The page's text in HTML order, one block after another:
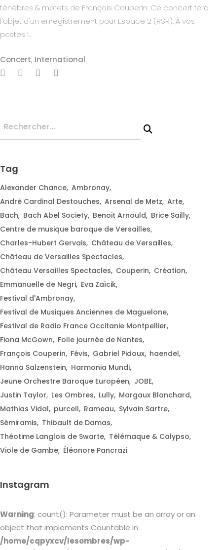
ténèbres & motets de François Couperin. Ce concert fera
l'objet d'un enregistrement pour Espace 2 (RSR). À vos
postes !...
Concert, International
Tag
Alexander Chance Ambronay
André Cardinal Destouches Arsenal de Metz Arte
Bach Bach Abel Society Benoit Arnould Brice Sailly
Centre de musique baroque de Versailles
Charles-Hubert Gervais Château de Versailles
Château de Versailles Spectacles
Château Versailles Spectacles Couperin Création
Emmanuelle de Negri Eva Zaïcik
Festival d'Ambronay
Festival de Musiques Anciennes de Maguelone
Festival de Radio France Occitanie Montpellier
Fiona McGown Folle journée de Nantes
François Couperin Févis Gabriel Pidoux haendel
Hanna Salzenstein Harmonia Mundi
Jeune Orchestre Baroque Européen JOBE
Justin Taylor Les Ombres Lully Margaux Blanchard
Mathias Vidal purcell Rameau Sylvain Sartre
Sémiramis Thibault de Damas
Théotime Langlois de Swarte Télémaque & Calypso
Viole de Gambe Éléonore Pancrazi
Instagram
Warning: count(): Parameter must be an array or an
object that implements Countable in
/home/cqpyxcv/lesombres/wp-